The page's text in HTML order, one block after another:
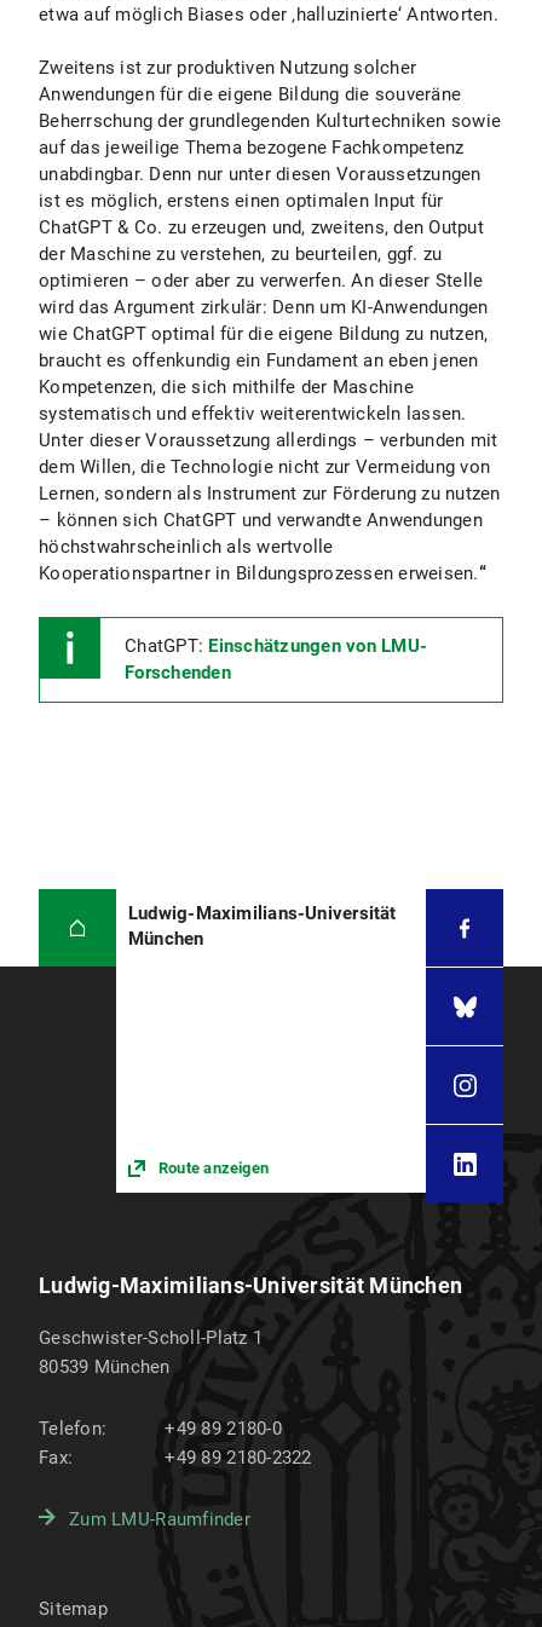
etwa auf möglich Biases oder ‚halluzinierte‘ Antworten.
Zweitens ist zur produktiven Nutzung solcher
Anwendungen für die eigene Bildung die souveräne
Beherrschung der grundlegenden Kulturtechniken sowie
auf das jeweilige Thema bezogene Fachkompetenz
unabdingbar. Denn nur unter diesen Voraussetzungen
ist es möglich, erstens einen optimalen Input für
ChatGPT & Co. zu erzeugen und, zweitens, den Output
der Maschine zu verstehen, zu beurteilen, ggf. zu
optimieren – oder aber zu verwerfen. An dieser Stelle
wird das Argument zirkulär: Denn um KI-Anwendungen
wie ChatGPT optimal für die eigene Bildung zu nutzen,
braucht es offenkundig ein Fundament an eben jenen
Kompetenzen, die sich mithilfe der Maschine
systematisch und effektiv weiterentwickeln lassen.
Unter dieser Voraussetzung allerdings – verbunden mit
dem Willen, die Technologie nicht zur Vermeidung von
Lernen, sondern als Instrument zur Förderung zu nutzen
– können sich ChatGPT und verwandte Anwendungen
höchstwahrscheinlich als wertvolle
Kooperationspartner in Bildungsprozessen erweisen.“
ChatGPT: Einschätzungen von LMU-
Forschenden
Ludwig-Maximilians-Universität
München
Route anzeigen
Ludwig-Maximilians-Universität München
Geschwister-Scholl-Platz 1
80539 München
Telefon:
+49 89 2180-0
Fax:
+49 89 2180-2322
Zum LMU-Raumfinder
Sitemap